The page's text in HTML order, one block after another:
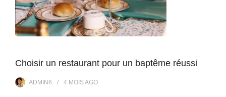
Choisir un restaurant pour un baptême réussi
ADMIN6 4 MOISAGO